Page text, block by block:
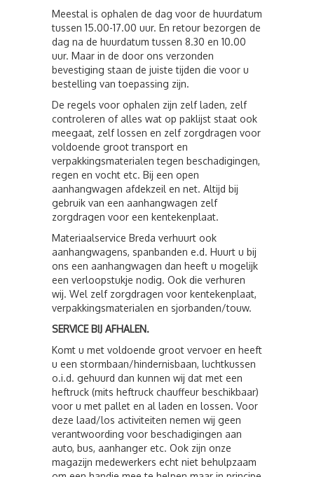
Meestal is ophalen de dag voor de huurdatum
tussen 15.00-17.00 uur. En retour bezorgen de
dag na de huurdatum tussen 8.30 en 10.00
uur. Maar in de door ons verzonden
bevestiging staan de juiste tijden die voor u
bestelling van toepassing zijn.
De regels voor ophalen zijn zelf laden, zelf
controleren of alles wat op paklijst staat ook
meegaat, zelf lossen en zelf zorgdragen voor
voldoende groot transport en
verpakkingsmaterialen tegen beschadigingen,
regen en vocht etc. Bij een open
aanhangwagen afdekzeil en net. Altijd bij
gebruik van een aanhangwagen zelf
zorgdragen voor een kentekenplaat.
Materiaalservice Breda verhuurt ook
aanhangwagens, spanbanden e.d. Huurt u bij
ons een aanhangwagen dan heeft u mogelijk
een verloopstukje nodig. Ook die verhuren
wij. Wel zelf zorgdragen voor kentekenplaat,
verpakkingsmaterialen en sjorbanden/touw.
SERVICE BIJ AFHALEN.
Komt u met voldoende groot vervoer en heeft
u een stormbaan/hindernisbaan, luchtkussen
o.i.d. gehuurd dan kunnen wij dat met een
heftruck (mits heftruck chauffeur beschikbaar)
voor u met pallet en al laden en lossen. Voor
deze laad/los activiteiten nemen wij geen
verantwoording voor beschadigingen aan
auto, bus, aanhanger etc. Ook zijn onze
magazijn medewerkers echt niet behulpzaam